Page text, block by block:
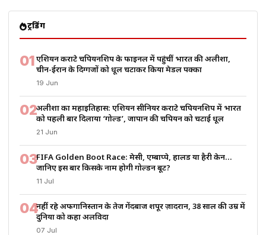
ट्रेंडिंग
01एशियन कराटे चैंपियनशिप के फाइनल में पहुंचीं भारत की अलीशा,
चीन-ईरान के दिग्गजों को धूल चटाकर किया मेडल पक्का
19 Jun
02अलीशा का महाइतिहास: एशियन सीनियर कराटे चैंपियनशिप में भारत
को पहली बार दिलाया ‘गोल्ड’, जापान की चैंपियन को चटाई धूल
21 Jun
03FIFA Golden Boot Race: मेसी, एम्बाप्पे, हालैंड या हैरी केन…
जानिए इस बार किसके नाम होगी गोल्डन बूट?
11 Jul
04नहीं रहे अफगानिस्तान के तेज गेंदबाज शपूर ज़ादरान, 38 साल की उम्र में
दुनिया को कहा अलविदा
07 Jul